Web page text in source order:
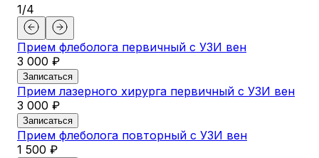
1/4
Прием флеболога первичный с УЗИ вен
3 000 ₽
Записаться
Прием лазерного хирурга первичный с УЗИ вен
3 000 ₽
Записаться
Прием флеболога повторный с УЗИ вен
1 500 ₽